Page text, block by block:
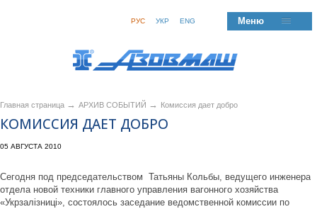
РУС УКР ENG Меню
Главная страница → АРХИВ СОБЫТИЙ → Комиссия дает добро
КОМИССИЯ ДАЕТ ДОБРО
05 АВГУСТА 2010
Сегодня под председательством Татьяны Кольбы, ведущего инженера
отдела новой техники главного управления вагонного хозяйства
«Укрзалізниці», состоялось заседание ведомственной комиссии по